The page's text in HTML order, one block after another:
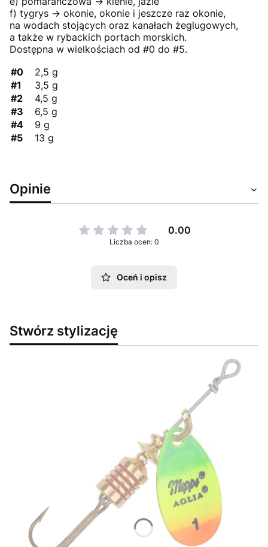
f) tygrys -> okonie, okonie i jeszcze raz okonie,
na wodach stojących oraz kanałach żeglugowych,
a także w rybackich portach morskich.
Dostępna w wielkościach od #0 do #5.
#0
2,5 g
#1
3,5 g
#2
4,5 g
#3
6,5 g
#4
9 g
#5
13 g
Opinie
0.00
Liczba ocen: 0
Oceń i opisz
Stwórz stylizację